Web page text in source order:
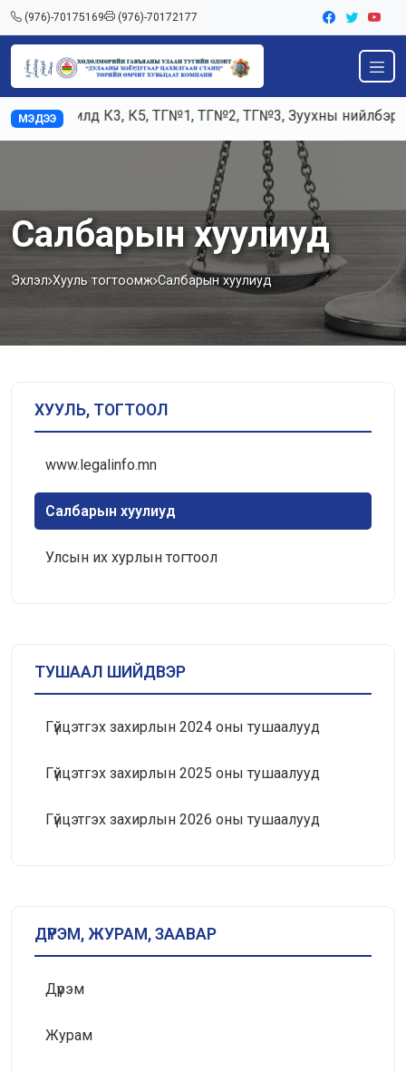
(976)-70175169 (976)-70172177
МЭДЭЭ
Ажилд К3, К5, ТГ№1, ТГ№2, ТГ№3, Зуухны нийлбэр
Салбарын хуулиуд
Эхлэл Хууль тогтоомж Салбарын хуулиуд
ХУУЛЬ, ТОГТООЛ
www.legalinfo.mn
Салбарын хуулиуд
Улсын их хурлын тогтоол
ТУШААЛ ШИЙДВЭР
Гүйцэтгэх захирлын 2024 оны тушаалууд
Гүйцэтгэх захирлын 2025 оны тушаалууд
Гүйцэтгэх захирлын 2026 оны тушаалууд
ДҮРЭМ, ЖУРАМ, ЗААВАР
Дүрэм
Журам